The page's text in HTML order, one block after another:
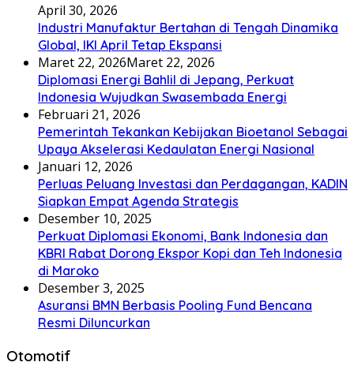
April 30, 2026
Industri Manufaktur Bertahan di Tengah Dinamika
Global, IKI April Tetap Ekspansi
Maret 22, 2026Maret 22, 2026
Diplomasi Energi Bahlil di Jepang, Perkuat
Indonesia Wujudkan Swasembada Energi
Februari 21, 2026
Pemerintah Tekankan Kebijakan Bioetanol Sebagai
Upaya Akselerasi Kedaulatan Energi Nasional
Januari 12, 2026
Perluas Peluang Investasi dan Perdagangan, KADIN
Siapkan Empat Agenda Strategis
Desember 10, 2025
Perkuat Diplomasi Ekonomi, Bank Indonesia dan
KBRI Rabat Dorong Ekspor Kopi dan Teh Indonesia
di Maroko
Desember 3, 2025
Asuransi BMN Berbasis Pooling Fund Bencana
Resmi Diluncurkan
Otomotif